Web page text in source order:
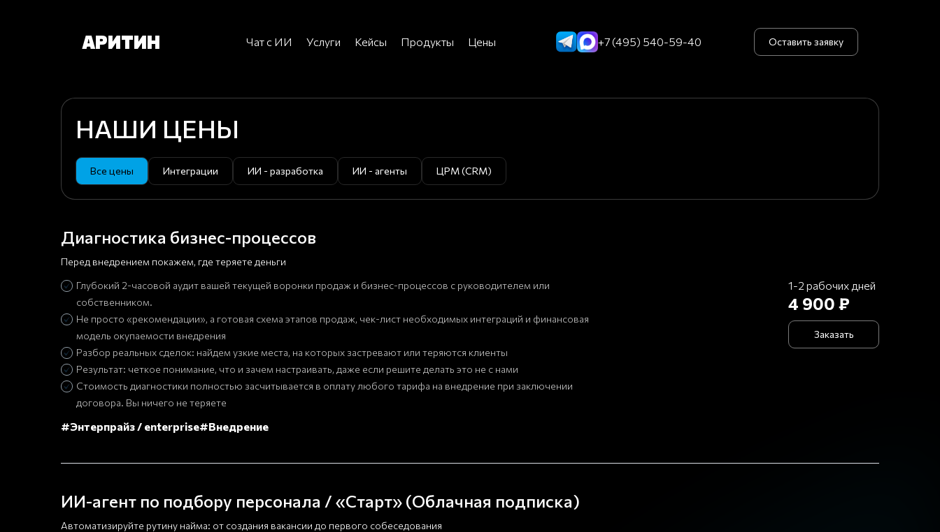
АРИТИН Чат с ИИ Услуги Кейсы Продукты Цены +7 (495) 540-59-40 Оставить заявку
НАШИ ЦЕНЫ
Все цены Интеграции ИИ - разработка ИИ - агенты ЦРМ (CRM)
Диагностика бизнес-процессов
Перед внедрением покажем, где теряете деньги
Глубокий 2-часовой аудит вашей текущей воронки продаж и бизнес-процессов с руководителем или
собственником.
Не просто «рекомендации», а готовая схема этапов продаж, чек-лист необходимых интеграций и финансовая
модель окупаемости внедрения
Разбор реальных сделок: найдем узкие места, на которых застревают или теряются клиенты
Результат: четкое понимание, что и зачем настраивать, даже если решите делать это не с нами
Стоимость диагностики полностью засчитывается в оплату любого тарифа на внедрение при заключении
договора. Вы ничего не теряете
1-2 рабочих дней
4 900 ₽
Заказать
#Энтерпрайз / enterprise#Внедрение
ИИ-агент по подбору персонала / «Старт» (Облачная подписка)
Автоматизируйте рутину найма: от создания вакансии до первого собеседования